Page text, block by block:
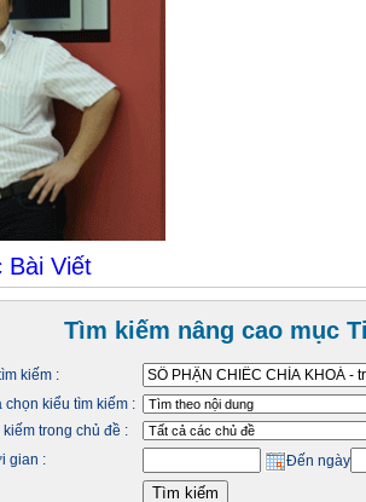
Bài Viết
Tìm kiếm nâng cao mục
kiếm :
chọn kiểu tìm kiếm :
kiếm trong chủ đề :
gian :
Đến ngày